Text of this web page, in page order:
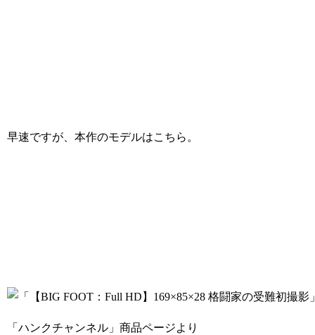
早速ですが、本作のモデルはこちら。
「ハンクチャンネル」商品ページより